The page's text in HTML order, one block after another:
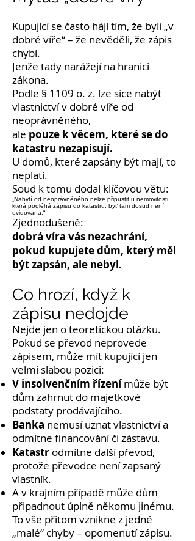
Kupující se často hájí tím, že byli „v
dobré víře“ – že nevěděli, že zápis
chybí.
Jenže tady narážejí na hranici
zákona.
Podle § 1109 o. z. lze sice nabýt
vlastnictví v dobré víře od
neoprávněného,
ale pouze k věcem, které se do
katastru nezapisují.
U domů, které zapsány být mají, to
neplatí.
Soud k tomu dodal klíčovou větu:
„Nabytí od neoprávněného nelze připustit u nemovitosti,
která podléhá zápisu do katastru, byť tam dosud není
evidována.“
Zjednodušeně:
dobrá víra vás nezachrání,
pokud kupujete dům, který měl
být zapsán, ale nebyl.
Co hrozí, když k
zápisu nedojde
Nejde jen o teoretickou otázku.
Pokud se převod neprovede
zápisem, může mít kupující jen
velmi slabou pozici:
V insolvenčním řízenímůže být
dům zahrnut do majetkové
podstaty prodávajícího.
Banka nemusí uznat vlastnictví a
odmítne financování či zástavu.
Katastr odmítne další převod,
protože převodce není zapsaný
vlastník.
A v krajním případě může dům
připadnout úplně někomu jinému.
To vše přitom vznikne z jedné
„malé“ chyby – opomenutí zápisu.